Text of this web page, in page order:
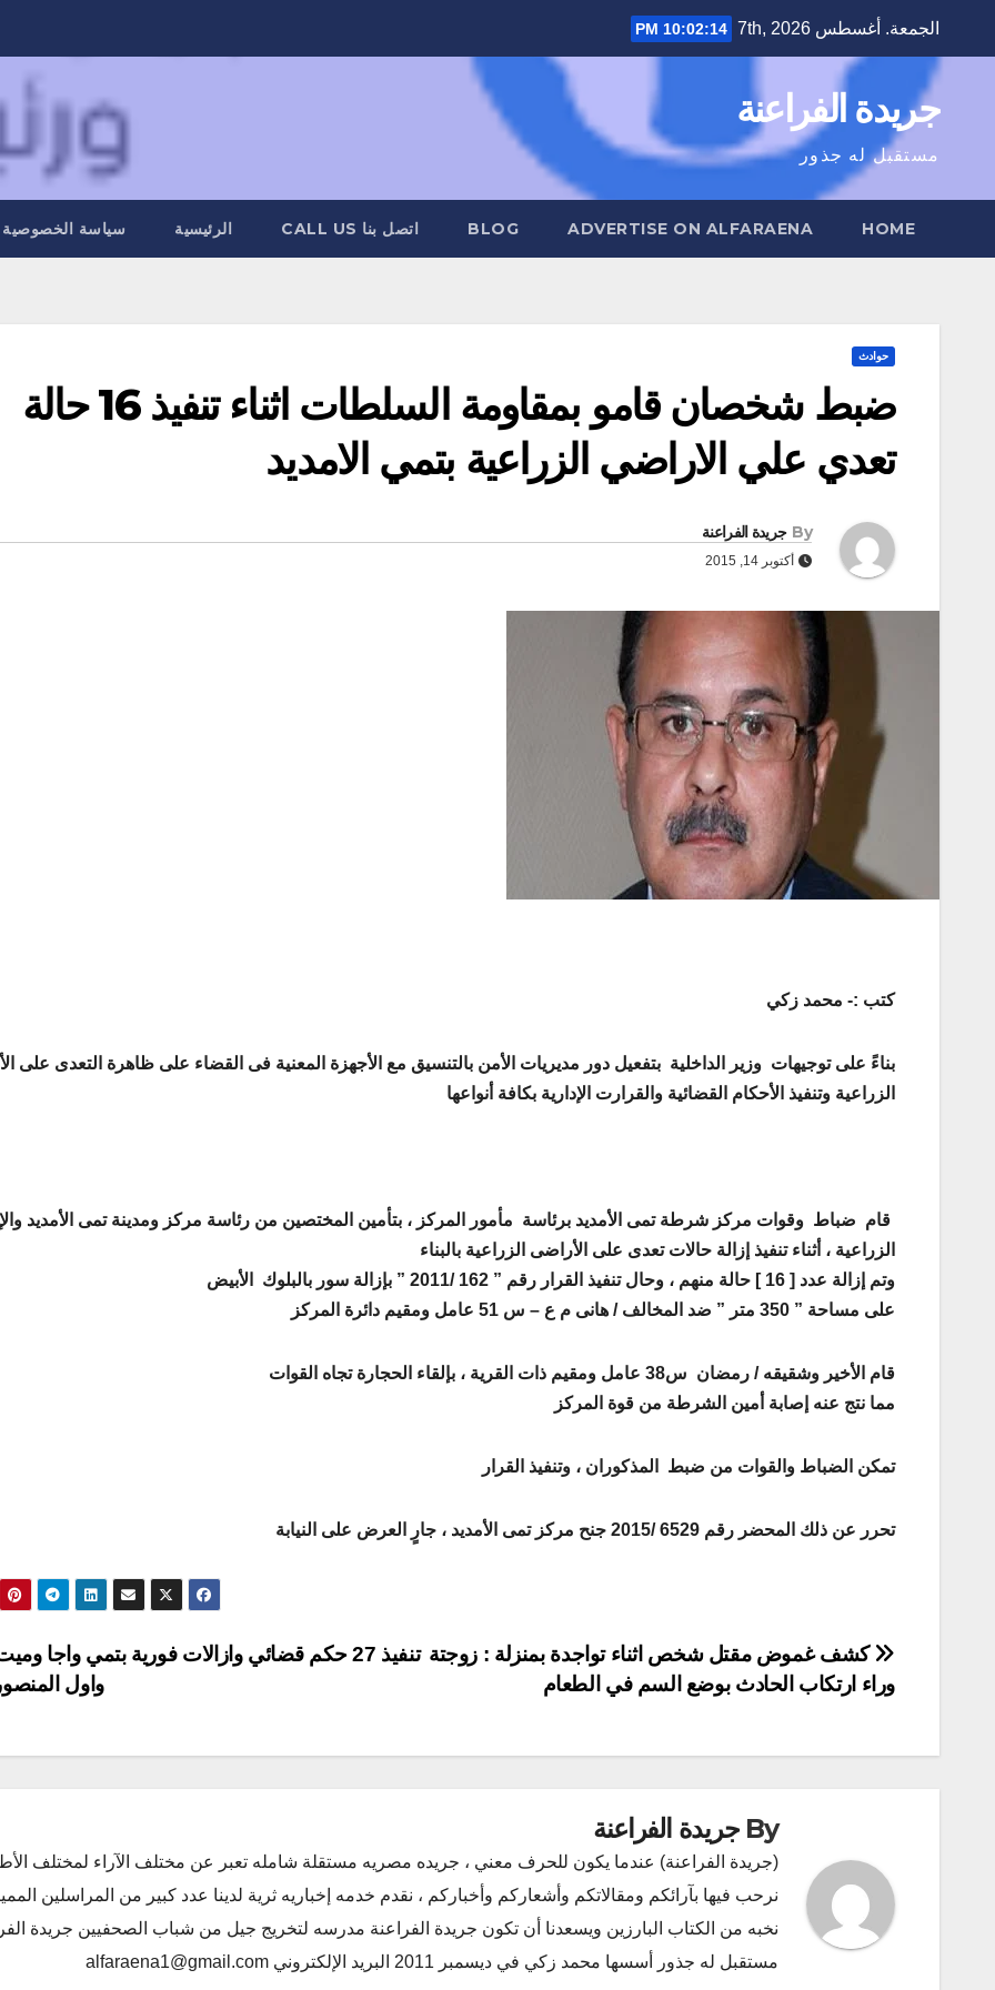
الجمعة. أغسطس 7th, 2026 10:02:16 PM
جريدة الفراعنة
مستقبل له جذور
HOME
ADVERTISE ON ALFARAENA
BLOG اتصل بنا CALL US الرئيسية سياسة الخصوصية
حوادث
ضبط شخصان قامو بمقاومة السلطات اثناء تنفيذ 16 حالة
تعدي علي الاراضي الزراعية بتمي الامديد
By جريدة الفراعنة
أكتوبر 14, 2015
كتب :- محمد زكي
بناءً على توجيهات وزير الداخلية بتفعيل دور مديريات الأمن بالتنسيق مع الأجهزة المعنية فى القضاء على ظاهرة التعدى على
الزراعية وتنفيذ الأحكام القضائية والقرارت الإدارية بكافة أنواعها
قام ضباط وقوات مركز شرطة تمى الأمديد برئاسة مأمور المركز ، بتأمين المختصين من رئاسة مركز ومدينة تمى الأمديد
الزراعية ، أثناء تنفيذ إزالة حالات تعدى على الأراضى الزراعية بالبناء
وتم إزالة عدد [ 16 ] حالة منهم ، وحال تنفيذ القرار رقم ” 162 /2011 ” بإزالة سور بالبلوك الأبيض
على مساحة ” 350 متر ” ضد المخالف / هانى م ع – س 51 عامل ومقيم
دائرة المركز
قام الأخير وشقيقه / رمضان س38 عامل ومقيم ذات القرية ، بإلقاء الحجارة تجاه القوات
مما نتج عنه إصابة أمين الشرطة من قوة المركز
تمكن الضباط والقوات من ضبط المذكوران ، وتنفيذ القرار
تحرر عن ذلك المحضر رقم 6529 /2015 جنح مركز تمى الأمديد ، جارٍ العرض على النيابة
تصفّح
المقالات
تنفيذ 27 حكم قضائي وازالات فورية بتمي واجا
واول
كشف غموض مقتل شخص اثناء تواجدة بمنزلة : زوجتة
وراء ارتكاب الحادث بوضع السم في الطعام
By جريدة الفراعنة
(جريدة الفراعنة) عندما يكون للحرف معني ، جريده مصريه مستقلة شامله تعبر عن مختلف الآراء لمختلف
نرحب فيها بآرائكم ومقالاتكم وأشعاركم وأخباركم ، نقدم خدمه إخباريه ثرية لدينا عدد كبير من المراسلين
نخبه من الكتاب البارزين ويسعدنا أن تكون جريدة الفراعنة مدرسه لتخريج جيل من شباب الصحفيين جريدة
مستقبل له جذور أسسها محمد زكي في ديسمبر 2011 البريد الإلكتروني alfaraena1@gmail.com